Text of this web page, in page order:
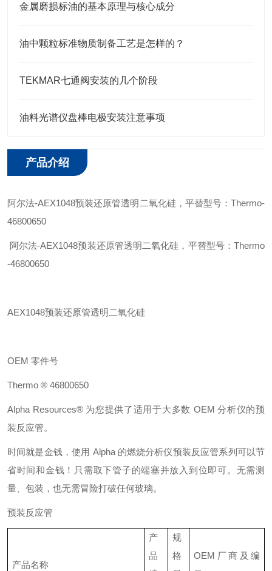
金属磨损标油的基本原理与核心成分
油中颗粒标准物质制备工艺是怎样的？
TEKMAR七通阀安装的几个阶段
油料光谱仪盘棒电极安装注意事项
产品介绍
阿尔法-AEX1048预装还原管透明二氧化硅 ，平替型号：Thermo-
46800650
阿尔法-AEX1048预装还原管透明二氧化硅 ，平替型号：Thermo
-46800650
AEX1048预装还原管透明二氧化硅
OEM 零件号
Thermo ® 46800650
Alpha Resources® 为您提供了适用于大多数 OEM分析仪的预
装反应管。
时间就是金钱，使用 Alpha 的燃烧分析仪预装反应管系列可以节
省时间和金钱！只需取下管子的端塞并放入到位即可。无需测
量、包装，也无需冒险打破任何玻璃。
预装反应管
产品名称
产
品
规
格
OEM 厂商及编